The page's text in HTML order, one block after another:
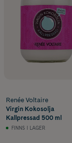
Renée Voltaire
Virgin Kokosolja
Kallpressad 500 ml
FINNS I LAGER